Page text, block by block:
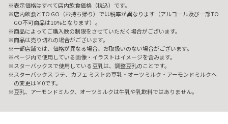
表示価格はすべて店内飲食価格（税込）です。
店内飲食とTO GO（お持ち帰り）では税率が異なります（アルコール及び一部TO
GO不可商品は10%となります）。
商品によってご購入数の制限をさせていただく場合がございます。
商品は売り切れの場合がございます。
一部店舗では、価格が異なる場合、お取扱いのない場合がございます。
ページ内で使用している画像・イラストはイメージを含みます。
スターバックスで使用している豆乳は、調整豆乳のことです。
スターバックス ラテ、カフェ ミストの豆乳・オーツミルク・アーモンドミルクへ
の変更は￥0です。
豆乳、アーモンドミルク、オーツミルクは牛乳や乳飲料ではありません。